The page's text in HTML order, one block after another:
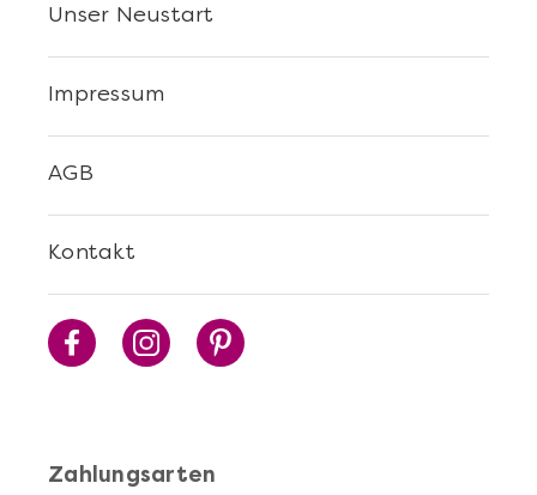
Zahlungsarten
Kontakt
AGB
Impressum
Unser Neustart